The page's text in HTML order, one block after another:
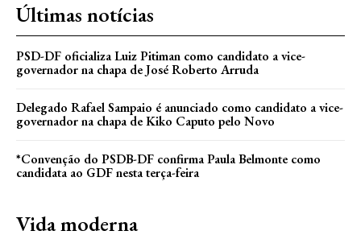
Últimas notícias
PSD-DF oficializa Luiz Pitiman como candidato a vice-
governador na chapa de José Roberto Arruda
Delegado Rafael Sampaio é anunciado como candidato a vice-
governador na chapa de Kiko Caputo pelo Novo
*Convenção do PSDB-DF confirma Paula Belmonte como
candidata ao GDF nesta terça-feira
Vida moderna